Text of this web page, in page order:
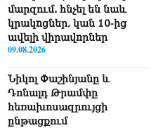
մարզում. հնչել են նաև
կրակnցներ, կան 10-ից
ավելի վիրավnրներ
09.08.2026
Նիկոլ Փաշինյանը և
Դոնալդ Թրամփը
հեռախոսազրույցի
ընթացքում